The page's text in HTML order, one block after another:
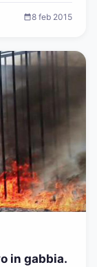
8 feb 2015
in gabbia.